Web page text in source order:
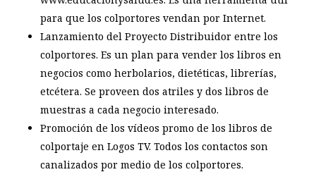
para que los colportores vendan por Internet.
Lanzamiento del Proyecto Distribuidor entre los
colportores. Es un plan para vender los libros en
negocios como herbolarios, dietéticas, librerías,
etcétera. Se proveen dos atriles y dos libros de
muestras a cada negocio interesado.
Promoción de los vídeos promo de los libros de
colportaje en Logos TV. Todos los contactos son
canalizados por medio de los colportores.